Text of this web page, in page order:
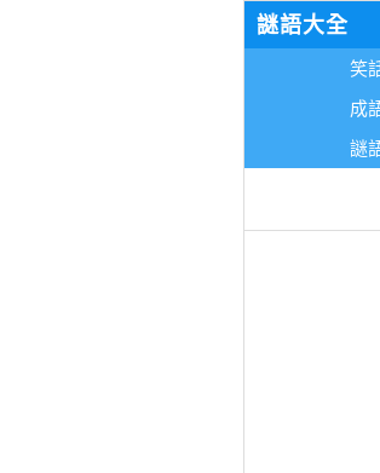
謎語大全
笑
成
謎